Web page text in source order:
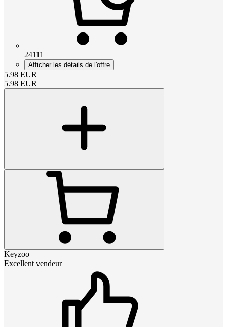
24111
Afficher les détails de l'offre
5.98 EUR
5.98 EUR
Keyzoo
Excellent vendeur